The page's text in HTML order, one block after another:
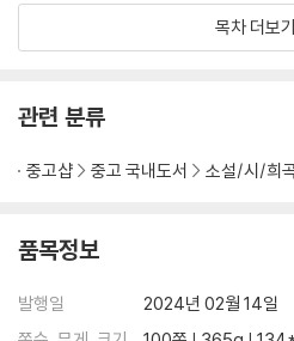
돌 | 28
2. 어휴!
어휴! | 37
[독빽] | 39
…… | 41
개나발 | 42
목차 더보기
관련 분류
중고샵 중고 국내도서 소설/시/희
품목정보
발행일
2024년 02월 14일